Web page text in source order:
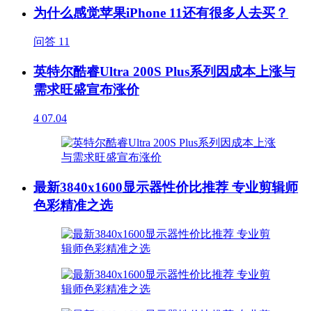
为什么感觉苹果iPhone 11还有很多人去买？
问答 11
英特尔酷睿Ultra 200S Plus系列因成本上涨与
需求旺盛宣布涨价
4 07.04
最新3840x1600显示器性价比推荐 专业剪辑师
色彩精准之选